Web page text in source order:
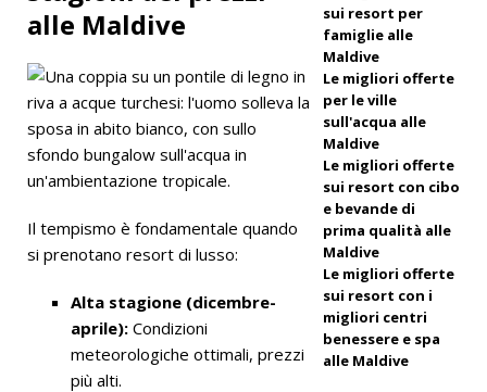
[16 aprile
COMO
offre surf
meridiona
li
HOTEL E
alle Maldive
Il tempismo è fondamentale quando
si prenotano resort di lusso:
Alta stagione (dicembre-
aprile): Condizioni
meteorologiche ottimali, prezzi
più alti.
sui resort per
famiglie alle
Maldive
Le migliori offerte
per le ville
sull'acqua alle
Maldive
Le migliori offerte
sui resort con cibo
e bevande di
prima qualità alle
Maldive
Le migliori offerte
sui resort con i
migliori centri
benessere e spa
alle Maldive